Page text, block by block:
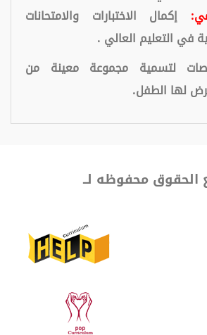
إكمال الاختبارات والامتحانات
في التعليم العالي .
لتسمية مجموعة معينة من
لها الطفل.
الحقوق محفوظه لــ